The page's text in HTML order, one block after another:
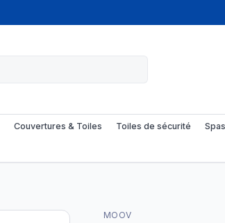
Couvertures & Toiles Toiles de sécurité
MOOV